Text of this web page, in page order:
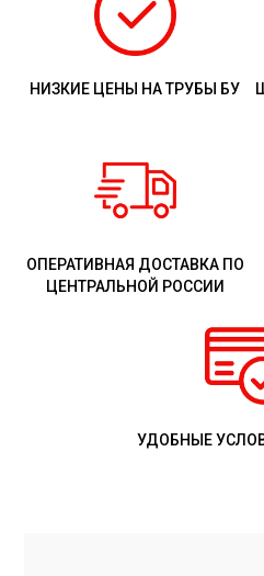
НИЗКИЕ ЦЕНЫ НА ТРУБЫ БУ
ОПЕРАТИВНАЯ ДОСТАВКА ПО
ЦЕНТРАЛЬНОЙ РОССИИ
УДОБНЫЕ